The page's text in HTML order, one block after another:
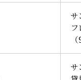
サ
サ